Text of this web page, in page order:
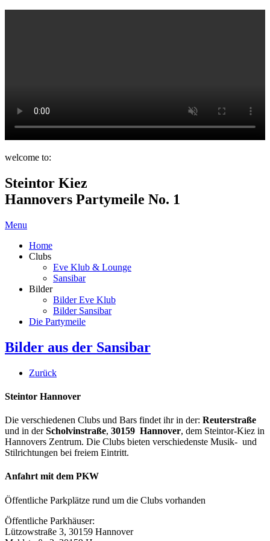
welcome to:
Steintor Kiez
Hannovers Partymeile No. 1
Menu
Home
Clubs
Eve Klub & Lounge
Sansibar
Bilder
Bilder Eve Klub
Bilder Sansibar
Die Partymeile
Bilder aus der Sansibar
Zurück
Steintor Hannover
Die verschiedenen Clubs und Bars findet ihr in der: Reuterstraße
und in derScholvinstraße, 30159 Hannover, dem Steintor-Kiez in
Hannovers Zentrum. Die Clubs bieten verschiedenste Musik- und
Stilrichtungen bei freiem Eintritt.
Anfahrt mit dem PKW
Öffentliche Parkplätze rund um die Clubs vorhanden
Öffentliche Parkhäuser:
Lützowstraße 3, 30159 Hannover